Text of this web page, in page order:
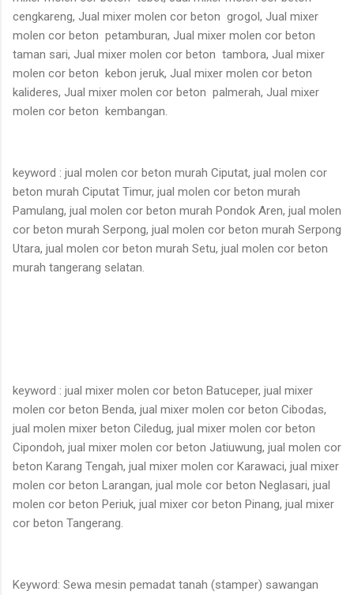
cengkareng, Jual mixer molen cor beton grogol, Jual mixer
molen cor beton petamburan, Jual mixer molen cor beton
taman sari, Jual mixer molen cor beton tambora, Jual mixer
molen cor beton kebon jeruk, Jual mixer molen cor beton
kalideres, Jual mixer molen cor beton palmerah, Jual mixer
molen cor beton kembangan.
keyword : jual molen cor beton murah Ciputat, jual molen cor
beton murah Ciputat Timur, jual molen cor beton murah
Pamulang, jual molen cor beton murah Pondok Aren, jual molen
cor beton murah Serpong, jual molen cor beton murah Serpong
Utara, jual molen cor beton murah Setu, jual molen cor beton
murah tangerang selatan.
keyword : jual mixer molen cor beton Batuceper, jual mixer
molen cor beton Benda, jual mixer molen cor beton Cibodas,
jual molen mixer beton Ciledug, jual mixer molen cor beton
Cipondoh, jual mixer molen cor beton Jatiuwung, jual molen cor
beton Karang Tengah, jual mixer molen cor Karawaci, jual mixer
molen cor beton Larangan, jual mole cor beton Neglasari, jual
molen cor beton Periuk, jual mixer cor beton Pinang, jual mixer
cor beton Tangerang.
Keyword: Sewa mesin pemadat tanah (stamper) sawangan